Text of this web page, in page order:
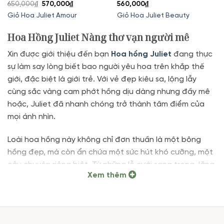
Giỏ Hoa Juliet Amour
650,000₫ Giá
gốc
650,000₫.
570,000₫Giá
hiện
là:
570,000₫.
Giỏ Hoa Juliet Beauty
560,000₫
Hoa Hồng Juliet Nàng thơ vạn người mê
Xin được giới thiệu đến bạn Hoa hồng Juliet đang thực
sự làm say lòng biết bao người yêu hoa trên khắp thế
giới, đặc biệt là giới trẻ. Với vẻ đẹp kiêu sa, lộng lẫy
cùng sắc vàng cam phớt hồng dịu dàng nhưng đầy mê
hoặc, Juliet đã nhanh chóng trở thành tâm điểm của
mọi ánh nhìn.
Loài hoa hồng này không chỉ đơn thuần là một bông
hồng đẹp, mà còn ẩn chứa một sức hút khó cưỡng, một
câu chuyện riêng biệt. Từ những lễ cưới sang trọng, lãng
mạn cho đến những bó hoa tinh tế được trao tay trong
Xem thêm